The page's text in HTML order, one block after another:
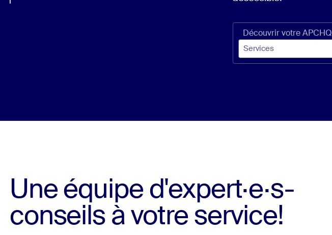
Découvrir votre APCHQ
Une équipe d'expert·e·s-
conseils à votre service!